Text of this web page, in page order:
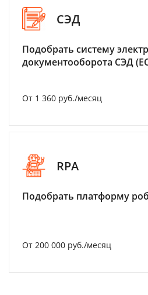
СЭД
Подобрать систему
документооборота СЭД
От 1 360 руб./месяц
RPA
Подобрать платформу
От 200 000 руб./месяц